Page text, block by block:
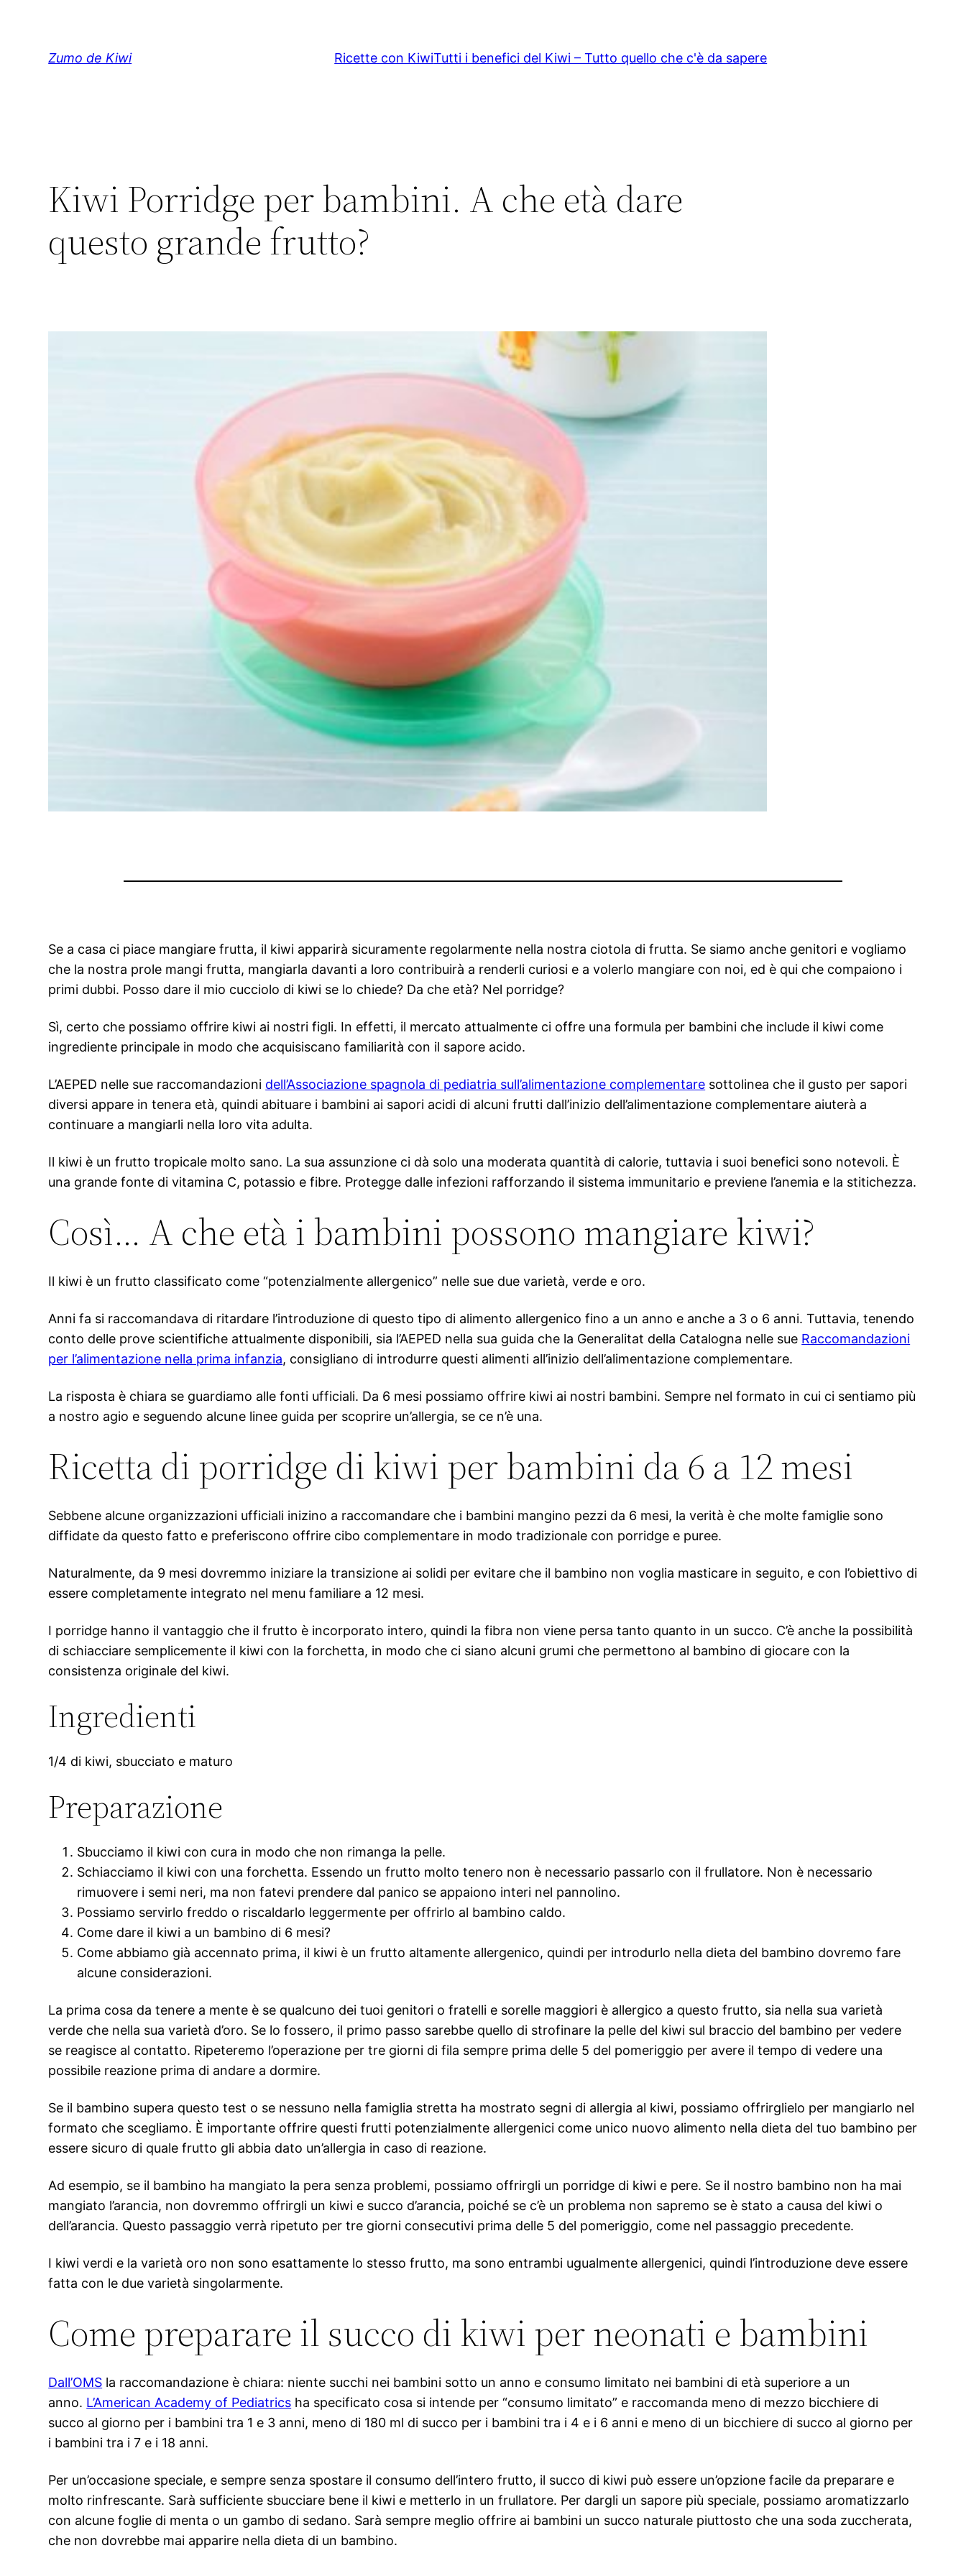
Zumo de Kiwi Ricette con KiwiTutti i benefici del Kiwi – Tutto quello che c'è da sapere
Kiwi Porridge per bambini. A che età dare
questo grande frutto?
Se a casa ci piace mangiare frutta, il kiwi apparirà sicuramente regolarmente nella nostra ciotola di frutta. Se siamo anche genitori e vogliamo
che la nostra prole mangi frutta, mangiarla davanti a loro contribuirà a renderli curiosi e a volerlo mangiare con noi, ed è qui che compaiono i
primi dubbi. Posso dare il mio cucciolo di kiwi se lo chiede? Da che età? Nel porridge?
Sì, certo che possiamo offrire kiwi ai nostri figli. In effetti, il mercato attualmente ci offre una formula per bambini che include il kiwi come
ingrediente principale in modo che acquisiscano familiarità con il sapore acido.
L’AEPED nelle sue raccomandazioni dell’Associazione spagnola di pediatria sull’alimentazione complementare sottolinea che il gusto per sapori
diversi appare in tenera età, quindi abituare i bambini ai sapori acidi di alcuni frutti dall’inizio dell’alimentazione complementare aiuterà a
continuare a mangiarli nella loro vita adulta.
Il kiwi è un frutto tropicale molto sano. La sua assunzione ci dà solo una moderata quantità di calorie, tuttavia i suoi benefici sono notevoli. È
una grande fonte di vitamina C, potassio e fibre. Protegge dalle infezioni rafforzando il sistema immunitario e previene l’anemia e la stitichezza.
Così… A che età i bambini possono mangiare kiwi?
Il kiwi è un frutto classificato come “potenzialmente allergenico” nelle sue due varietà, verde e oro.
Anni fa si raccomandava di ritardare l’introduzione di questo tipo di alimento allergenico fino a un anno e anche a 3 o 6 anni. Tuttavia, tenendo
conto delle prove scientifiche attualmente disponibili, sia l’AEPED nella sua guida che la Generalitat della Catalogna nelle sue Raccomandazioni
per l’alimentazione nella prima infanzia, consigliano di introdurre questi alimenti all’inizio dell’alimentazione complementare.
La risposta è chiara se guardiamo alle fonti ufficiali. Da 6 mesi possiamo offrire kiwi ai nostri bambini. Sempre nel formato in cui ci sentiamo più
a nostro agio e seguendo alcune linee guida per scoprire un’allergia, se ce n’è una.
Ricetta di porridge di kiwi per bambini da 6 a 12 mesi
Sebbene alcune organizzazioni ufficiali inizino a raccomandare che i bambini mangino pezzi da 6 mesi, la verità è che molte famiglie sono
diffidate da questo fatto e preferiscono offrire cibo complementare in modo tradizionale con porridge e puree.
Naturalmente, da 9 mesi dovremmo iniziare la transizione ai solidi per evitare che il bambino non voglia masticare in seguito, e con l’obiettivo di
essere completamente integrato nel menu familiare a 12 mesi.
I porridge hanno il vantaggio che il frutto è incorporato intero, quindi la fibra non viene persa tanto quanto in un succo. C’è anche la possibilità
di schiacciare semplicemente il kiwi con la forchetta, in modo che ci siano alcuni grumi che permettono al bambino di giocare con la
consistenza originale del kiwi.
Ingredienti
1/4 di kiwi, sbucciato e maturo
Preparazione
Sbucciamo il kiwi con cura in modo che non rimanga la pelle.
Schiacciamo il kiwi con una forchetta. Essendo un frutto molto tenero non è necessario passarlo con il frullatore. Non è necessario
rimuovere i semi neri, ma non fatevi prendere dal panico se appaiono interi nel pannolino.
Possiamo servirlo freddo o riscaldarlo leggermente per offrirlo al bambino caldo.
Come dare il kiwi a un bambino di 6 mesi?
Come abbiamo già accennato prima, il kiwi è un frutto altamente allergenico, quindi per introdurlo nella dieta del bambino dovremo fare
alcune considerazioni.
La prima cosa da tenere a mente è se qualcuno dei tuoi genitori o fratelli e sorelle maggiori è allergico a questo frutto, sia nella sua varietà
verde che nella sua varietà d’oro. Se lo fossero, il primo passo sarebbe quello di strofinare la pelle del kiwi sul braccio del bambino per vedere
se reagisce al contatto. Ripeteremo l’operazione per tre giorni di fila sempre prima delle 5 del pomeriggio per avere il tempo di vedere una
possibile reazione prima di andare a dormire.
Se il bambino supera questo test o se nessuno nella famiglia stretta ha mostrato segni di allergia al kiwi, possiamo offrirglielo per mangiarlo nel
formato che scegliamo. È importante offrire questi frutti potenzialmente allergenici come unico nuovo alimento nella dieta del tuo bambino per
essere sicuro di quale frutto gli abbia dato un’allergia in caso di reazione.
Ad esempio, se il bambino ha mangiato la pera senza problemi, possiamo offrirgli un porridge di kiwi e pere. Se il nostro bambino non ha mai
mangiato l’arancia, non dovremmo offrirgli un kiwi e succo d’arancia, poiché se c’è un problema non sapremo se è stato a causa del kiwi o
dell’arancia. Questo passaggio verrà ripetuto per tre giorni consecutivi prima delle 5 del pomeriggio, come nel passaggio precedente.
I kiwi verdi e la varietà oro non sono esattamente lo stesso frutto, ma sono entrambi ugualmente allergenici, quindi l’introduzione deve essere
fatta con le due varietà singolarmente.
Come preparare il succo di kiwi per neonati e bambini
Dall’OMS la raccomandazione è chiara: niente succhi nei bambini sotto un anno e consumo limitato nei bambini di età superiore a un
anno. L’American Academy of Pediatrics ha specificato cosa si intende per “consumo limitato” e raccomanda meno di mezzo bicchiere di
succo al giorno per i bambini tra 1 e 3 anni, meno di 180 ml di succo per i bambini tra i 4 e i 6 anni e meno di un bicchiere di succo al giorno per
i bambini tra i 7 e i 18 anni.
Per un’occasione speciale, e sempre senza spostare il consumo dell’intero frutto, il succo di kiwi può essere un’opzione facile da preparare e
molto rinfrescante. Sarà sufficiente sbucciare bene il kiwi e metterlo in un frullatore. Per dargli un sapore più speciale, possiamo aromatizzarlo
con alcune foglie di menta o un gambo di sedano. Sarà sempre meglio offrire ai bambini un succo naturale piuttosto che una soda zuccherata,
che non dovrebbe mai apparire nella dieta di un bambino.